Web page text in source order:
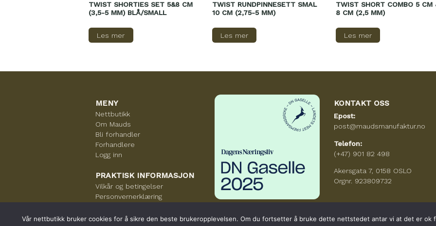
TWIST SHORTIES SET 5&8 CM
(3,5-5 MM) BLÅ/SMALL
Les mer
TWIST RUNDPINNESETT SMAL
10 CM (2,75-5 MM)
Les mer
TWIST SHORT COMBO 5 CM
8 CM (2,5 MM)
Les mer
MENY
Nettbutikk
Om Mauds
Bli forhandler
Forhandlere
Logg inn
PRAKTISK INFORMASJON
Vilkår og betingelser
Personvernerklæring
KONTAKT OSS
Epost:
post@maudsmanufaktur.no
Telefon:
(+47) 901 82 498
Akersgata 7, 0158 OSLO
Orgnr. 923809732
Vår nettbutikk bruker cookies for å sikre den beste brukeropplevelsen. Om du fortsetter å bruke dette nettstedet antar vi at det er ok